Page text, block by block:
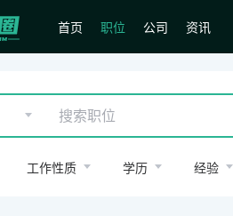
首页 职位 公司 资讯
工作性质 学历 经验